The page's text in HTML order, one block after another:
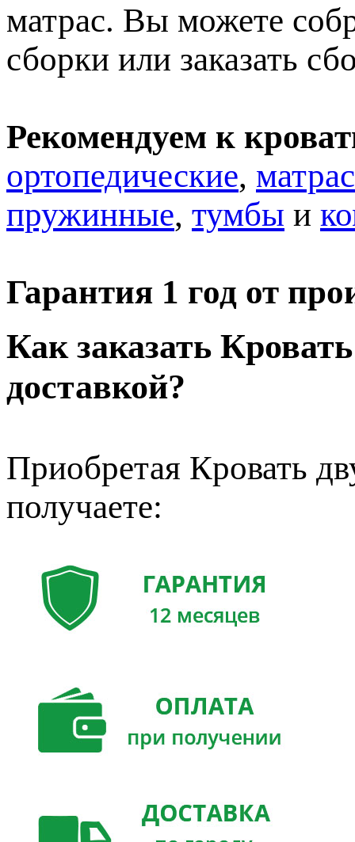
матрас. Вы можете
сборки или заказать
Рекомендуем к
ортопедические,
пружинные, тумбы и
Гарантия 1 год от
Как заказать
доставкой?
Приобретая Кровать
получаете: